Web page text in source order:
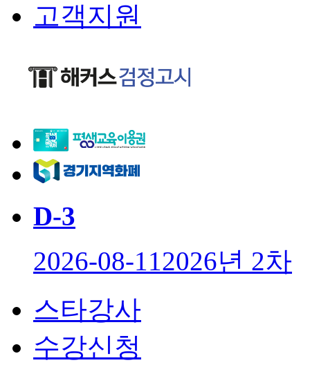
고객지원
D-3
2026-08-112026년 2차
스타강사
수강신청